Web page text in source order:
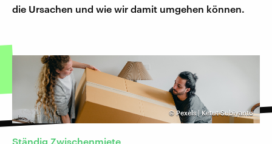
die Ursachen und wie wir damit umgehen können.
©Pexels | Ketut Subiyanto
Ständig Zwischenmiete